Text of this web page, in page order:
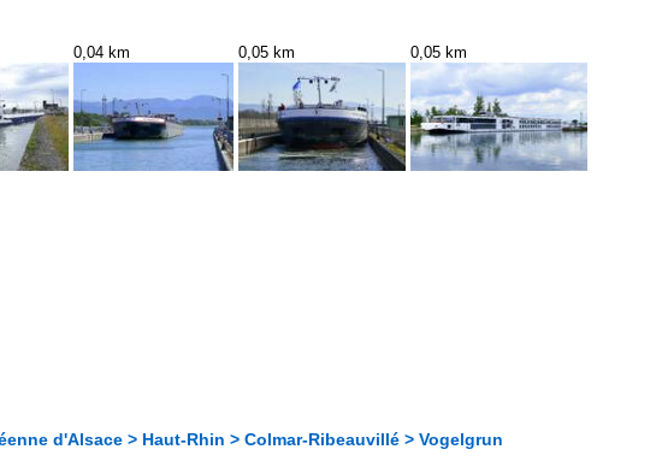
0,04 km 0,05 km 0,05 km
d'Alsace > Haut-Rhin > Colmar-Ribeauvillé > Vogelgrun